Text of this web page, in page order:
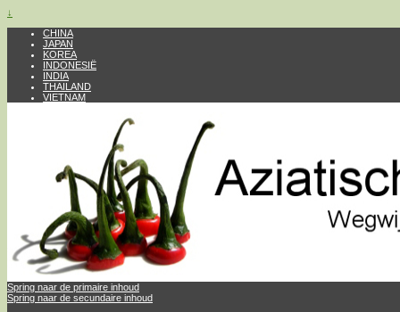
↓
CHINA
JAPAN
KOREA
INDONESIË
INDIA
THAILAND
VIETNAM
Spring naar de primaire inhoud
Spring naar de secundaire inhoud